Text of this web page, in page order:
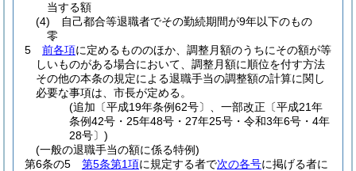
当する額
(4)
自己都合等退職者でその勤続期間が9年以下のもの
零
5
前各項に定めるもののほか、調整月額のうちにその額が等
しいものがある場合において、調整月額に順位を付す方法
その他の本条の規定による退職手当の調整額の計算に関し
必要な事項は、市長が定める。
(追加〔平成19年条例62号〕、一部改正〔平成21年
条例42号・25年48号・27年25号・令和3年6号・4年
28号〕)
(一般の退職手当の額に係る特例)
第6条の5
第5条第1項に規定する者で次の各号に掲げる者に